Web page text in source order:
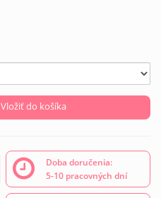
Vložiť do košíka
Doba doručenia:
5-10 pracovných dní